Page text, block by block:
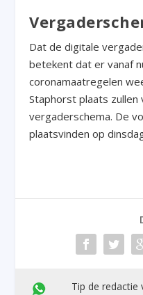
Dat de digitale
betekent dat er vanaf
coronamaatregelen
Staphorst plaats zullen
vergaderschema. De
plaatsvinden op
Tip de redactie